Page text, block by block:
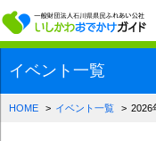
イベント一覧
HOME イベント一覧 2026